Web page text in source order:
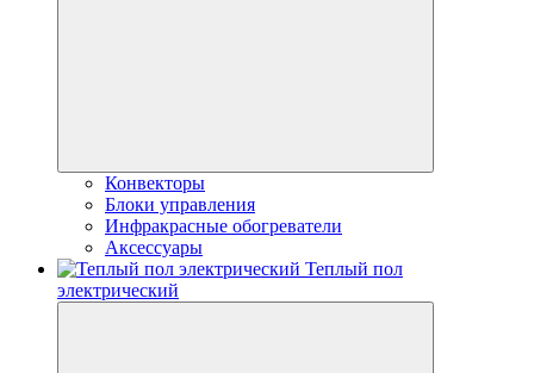
Конвекторы
Блоки управления
Инфракрасные обогреватели
Аксессуары
Теплый пол
электрический